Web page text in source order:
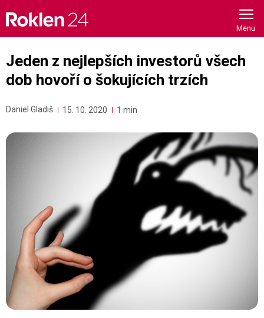
content
Jeden z nejlepších investorů všech
dob hovoří o šokujících trzích
Daniel Gladiš 15. 10. 2020 1 min